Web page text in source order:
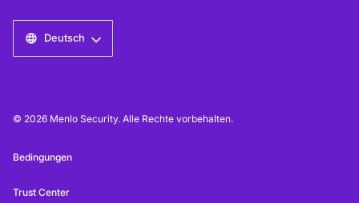
Deutsch
© 2026 Menlo Security. Alle Rechte vorbehalten.
Bedingungen
Trust Center